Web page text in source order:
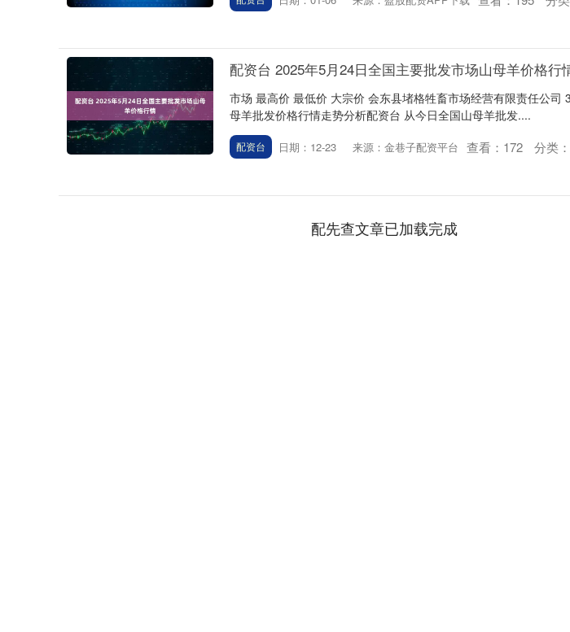
配资台 2025年5月24日全国主要批发市场山母羊价格行
市场 最高价 最低价 大宗价 会东县堵格牲畜市场经营有限责任公司
母羊批发价格行情走势分析配资台 从今日全国山母羊批发....
配资台 日期：12-23 来源：金巷子配资平台 查看： 172 分类：
配先查文章已加载完成